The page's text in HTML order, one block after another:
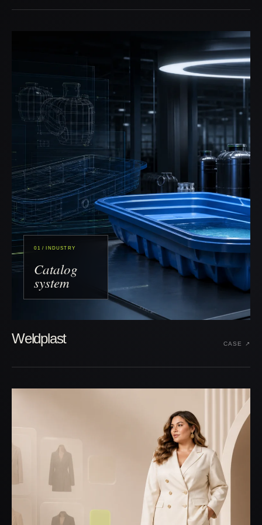
01 / INDUSTRY
Catalog
system
Weldplast CASE ↗︎